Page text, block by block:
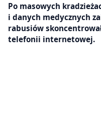
Po masowych
i danych medycznych
rabusiów
telefonii internetowej.